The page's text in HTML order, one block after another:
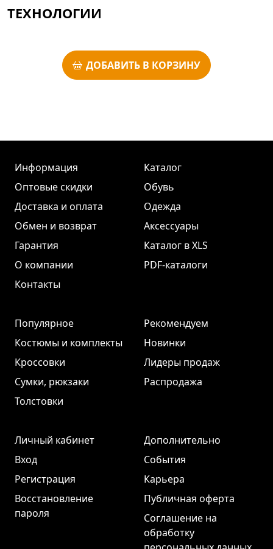
ТЕХНОЛОГИИ
ДОБАВИТЬ В КОРЗИНУ
Информация
Оптовые скидки
Доставка и оплата
Обмен и возврат
Гарантия
О компании
Контакты
Каталог
Обувь
Одежда
Аксессуары
Каталог в XLS
PDF-каталоги
Популярное
Костюмы и комплекты
Кроссовки
Сумки, рюкзаки
Толстовки
Рекомендуем
Новинки
Лидеры продаж
Распродажа
Личный кабинет
Вход
Регистрация
Восстановление
пароля
Дополнительно
События
Карьера
Публичная оферта
Соглашение на
обработку